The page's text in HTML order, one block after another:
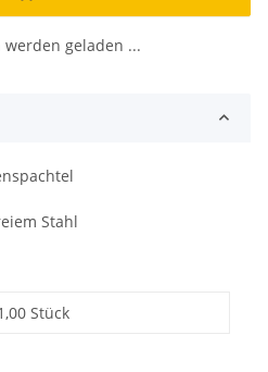
geladen ...
Stahl
Stück